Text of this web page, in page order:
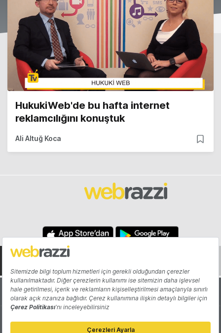
HukukiWeb'de bu hafta internet
reklamcılığını konuştuk
Ali Altuğ Koca
Hakkında Yazarlar
Katkıda Bulun Reklam